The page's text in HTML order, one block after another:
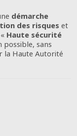
démarche
des risques et
Haute sécurité
sans
la Haute Autorité